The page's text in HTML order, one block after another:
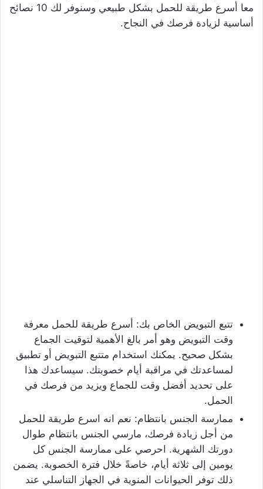
معا أسرع طريقة للحمل بشكل طبيعي وسنوفر لك 10 نصائح
أساسية لزيادة فرصك في النجاح.
تتبع التبويض الخاص بك: أسرع طريقة للحمل معرفة
وقت التبويض وهو أمر بالغ الأهمية لتوقيت الجماع
بشكل صحيح. يمكنك استخدام متتبع التبويض أو تطبيق
لمساعدتك في مراقبة أيام خصوبتك. سيساعدك هذا
على تحديد أفضل وقت للجماع ويزيد من فرصك في
الحمل.
ممارسة الجنس بانتظام: نعم انه اسرع طريقة للحمل
من أجل زيادة فرصك، مارسي الجنس بانتظام طوال
دورتك الشهرية. احرصي على ممارسة الجنس كل
يومين إلى ثلاثة أيام، خاصةً خلال فترة الخصوبة. يضمن
ذلك توفر الحيوانات المنوية في الجهاز التناسلي عند